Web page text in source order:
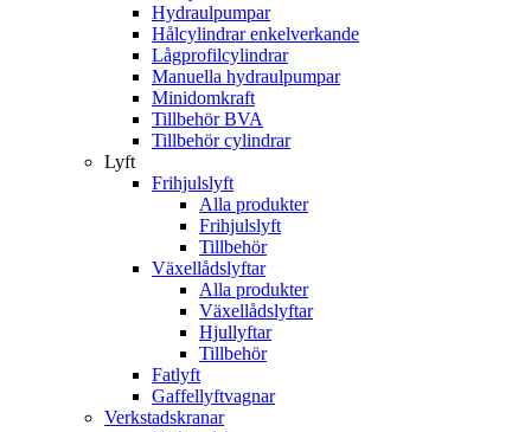
Hydraulpumpar
Hålcylindrar enkelverkande
Lågprofilcylindrar
Manuella hydraulpumpar
Minidomkraft
Tillbehör BVA
Tillbehör cylindrar
Lyft
Frihjulslyft
Alla produkter
Frihjulslyft
Tillbehör
Växellådslyftar
Alla produkter
Växellådslyftar
Hjullyftar
Tillbehör
Fatlyft
Gaffellyftvagnar
Verkstadskranar